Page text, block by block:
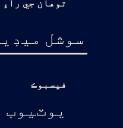
توهان جي راءِ
سوشل
فيسبوڪ
يوٽيوب